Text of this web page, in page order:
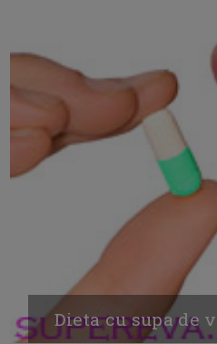
Dieta cu supa de